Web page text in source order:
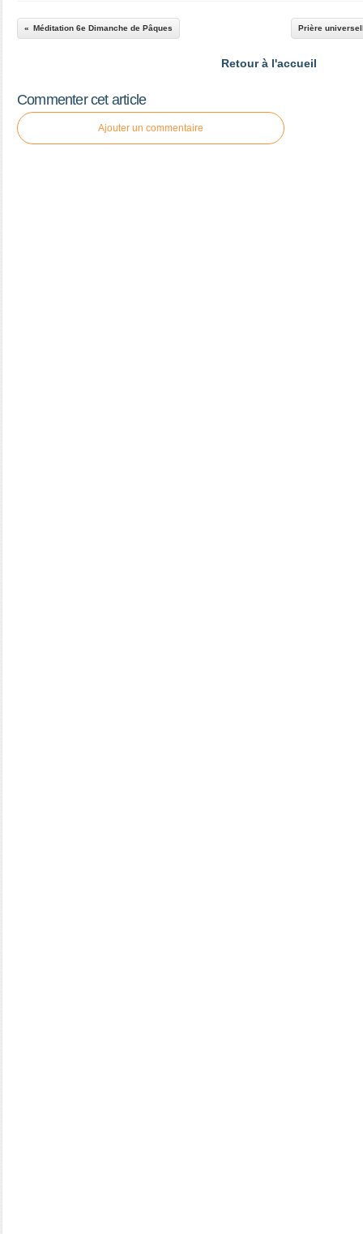
Méditation 6e Dimanche de Pâques Prière
Retour à l'accueil
Commenter cet article
Ajouter un commentaire